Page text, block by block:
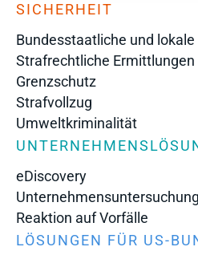
SICHERHEIT
Bundesstaatliche und lokale
Strafrechtliche Ermittlungen
Grenzschutz
Strafvollzug
Umweltkriminalität
eDiscovery
Reaktion auf Vorfälle
LÖSUNGEN FÜR US-